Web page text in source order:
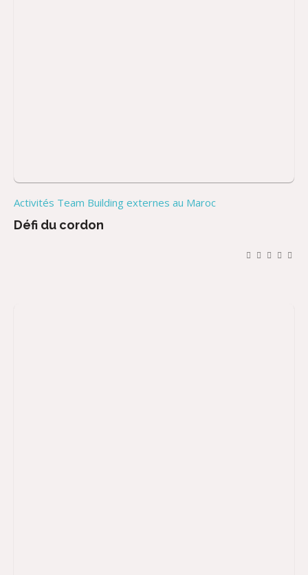
Activités Team Building externes au Maroc
Défi du cordon